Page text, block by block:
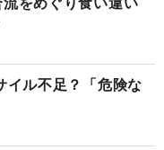
イル不足？「危険な